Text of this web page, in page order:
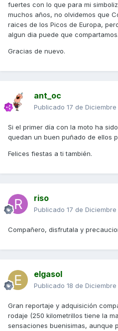
fuertes con lo que para mi
muchos años, no olvidemos que
raices de los Picos de Europa,
algun dia puede que compartamos.
Gracias de nuevo.
ant_oc
Publicado 17 de Diciembre
Si el primer día con la moto ha
quedan un buen puñado de ellos
Felices fiestas a ti también.
riso
Publicado 17 de Diciembre
Compañero, disfrutala y
elgasol
Publicado 18 de Diciembre
Gran reportaje y adquisición
rodaje (250 kilometrillos tiene la
sensaciones buenisimas, aunque